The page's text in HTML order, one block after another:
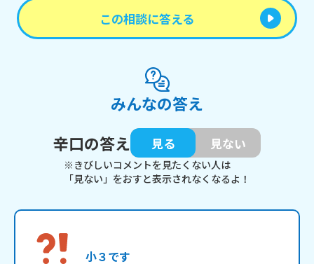
この相談に答える
みんなの答え
辛口の答え
見る 見ない
※きびしいコメントを見たくない人は
「見ない」をおすと表示されなくなるよ！
小３です